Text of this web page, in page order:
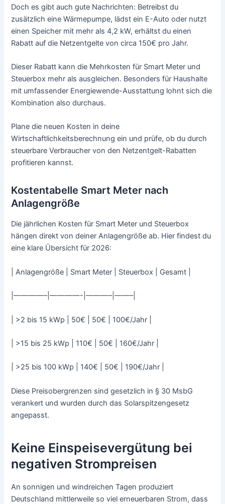
Doch es gibt auch gute Nachrichten: Betreibst du
zusätzlich eine Wärmepumpe, lädst ein E-Auto oder nutzt
einen Speicher mit mehr als 4,2 kW, erhältst du einen
Rabatt auf die Netzentgelte von circa 150€ pro Jahr.
Dieser Rabatt kann die Mehrkosten für Smart Meter und
Steuerbox mehr als ausgleichen. Besonders für Haushalte
mit umfassender Energiewende-Ausstattung lohnt sich die
Kombination also durchaus.
Plane die neuen Kosten in deine
Wirtschaftlichkeitsberechnung ein und prüfe, ob du durch
steuerbare Verbraucher von den Netzentgelt-Rabatten
profitieren kannst.
Kostentabelle Smart Meter nach
Anlagengröße
Die jährlichen Kosten für Smart Meter und Steuerbox
hängen direkt von deiner Anlagengröße ab. Hier findest du
eine klare Übersicht für 2026:
| Anlagengröße | Smart Meter | Steuerbox | Gesamt |
|————–|————-|———–|——–|
| >2 bis 15 kWp | 50€ | 50€ | 100€/Jahr |
| >15 bis 25 kWp | 110€ | 50€ | 160€/Jahr |
| >25 bis 100 kWp | 140€ | 50€ | 190€/Jahr |
Diese Preisobergrenzen sind gesetzlich in § 30 MsbG
verankert und wurden durch das Solarspitzengesetz
angepasst.
Keine Einspeisevergütung bei
negativen Strompreisen
An sonnigen und windreichen Tagen produziert
Deutschland mittlerweile so viel erneuerbaren Strom, dass